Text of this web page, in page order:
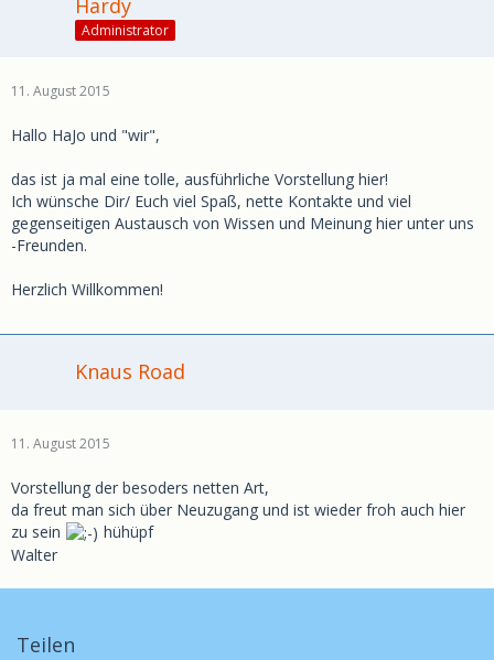
Administrator
11. August 2015
Hallo HaJo und "wir",
das ist ja mal eine tolle, ausführliche Vorstellung hier!
Ich wünsche Dir/ Euch viel Spaß, nette Kontakte und viel
gegenseitigen Austausch von Wissen und Meinung hier unter uns
-Freunden.
Herzlich Willkommen!
Knaus Road
11. August 2015
Vorstellung der besoders netten Art,
da freut man sich über Neuzugang und ist wieder froh auch hier
zu sein
hühüpf
Walter
Teilen